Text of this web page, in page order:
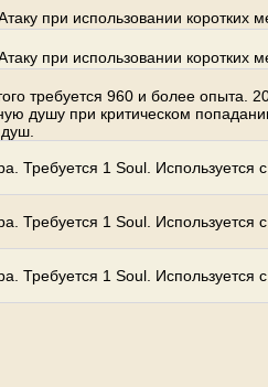
при использовании коротких
при использовании коротких
требуется 960 и более опыта.
душу при критическом
Требуется 1 Soul. Используется
Требуется 1 Soul. Используется
Требуется 1 Soul. Используется